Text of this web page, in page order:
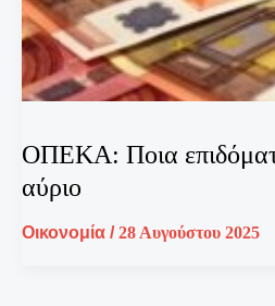
ΟΠΕΚΑ: Ποια
αύριο
Οικονομία /28 Αυγούστου 2025